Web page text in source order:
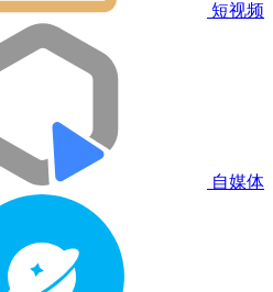
短视频
自媒体